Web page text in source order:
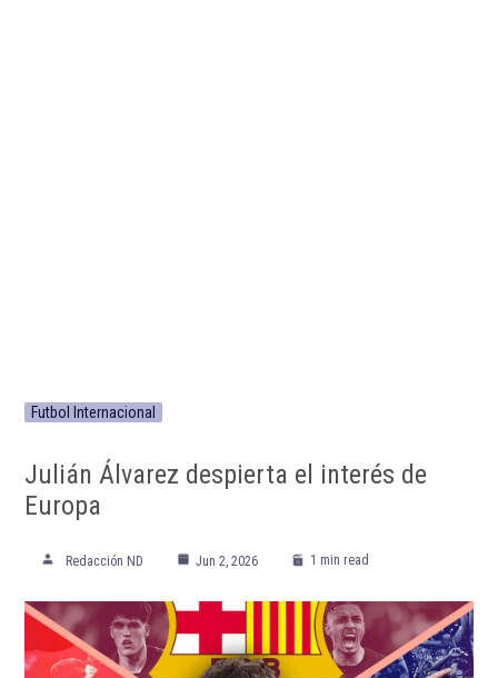
Futbol Internacional
Julián Álvarez despierta el interés de
Europa
Redacción ND Jun 2, 2026 1 min read